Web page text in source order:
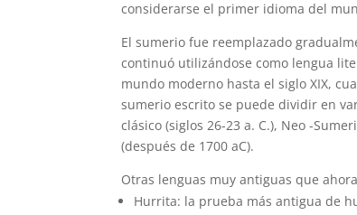
considerarse el primer idioma del
El sumerio fue reemplazado
continuó utilizándose como lengua
mundo moderno hasta el siglo XIX,
sumerio escrito se puede dividir en
clásico (siglos 26-23 a. C.), Neo -
(después de 1700 aC).
Otras lenguas muy antiguas que
Hurrita: la prueba más antigua de